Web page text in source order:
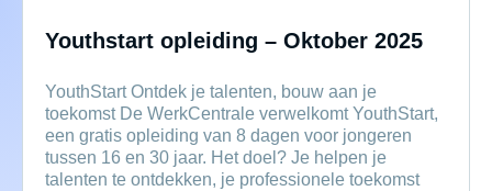
Youthstart opleiding – Oktober 2025
YouthStart Ontdek je talenten, bouw aan je
toekomst De WerkCentrale verwelkomt YouthStart,
een gratis opleiding van 8 dagen voor jongeren
tussen 16 en 30 jaar. Het doel? Je helpen je
talenten te ontdekken, je professionele toekomst